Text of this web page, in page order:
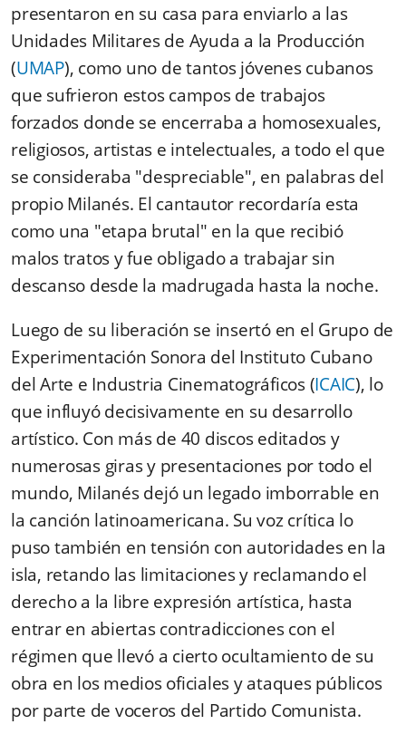
presentaron en su casa para enviarlo a las
Unidades Militares de Ayuda a la Producción
(UMAP), como uno de tantos jóvenes cubanos
que sufrieron estos campos de trabajos
forzados donde se encerraba a homosexuales,
religiosos, artistas e intelectuales, a todo el que
se consideraba "despreciable", en palabras del
propio Milanés. El cantautor recordaría esta
como una "etapa brutal" en la que recibió
malos tratos y fue obligado a trabajar sin
descanso desde la madrugada hasta la noche.
Luego de su liberación se insertó en el Grupo de
Experimentación Sonora del Instituto Cubano
del Arte e Industria Cinematográficos (ICAIC), lo
que influyó decisivamente en su desarrollo
artístico. Con más de 40 discos editados y
numerosas giras y presentaciones por todo el
mundo, Milanés dejó un legado imborrable en
la canción latinoamericana. Su voz crítica lo
puso también en tensión con autoridades en la
isla, retando las limitaciones y reclamando el
derecho a la libre expresión artística, hasta
entrar en abiertas contradicciones con el
régimen que llevó a cierto ocultamiento de su
obra en los medios oficiales y ataques públicos
por parte de voceros del Partido Comunista.